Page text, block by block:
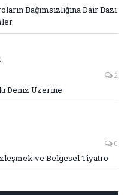
Bağımsızlığına Dair Bazı
2
Deniz Üzerine
0
ve Belgesel Tiyatro